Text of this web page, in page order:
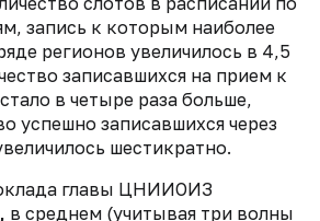
запись к которым наиболее
регионов увеличилось в 4,5
записавшихся на прием к
в четыре раза больше,
успешно записавшихся через
шестикратно.
главы ЦНИИОИЗ
в среднем (учитывая три волны